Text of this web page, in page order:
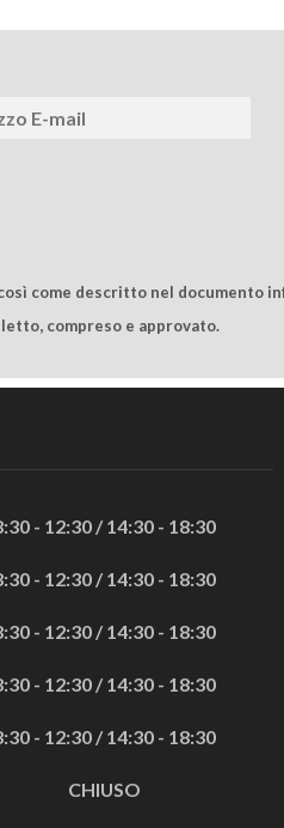
come descritto nel documento
compreso e approvato.
- 12:30 / 14:30 - 18:30
- 12:30 / 14:30 - 18:30
- 12:30 / 14:30 - 18:30
- 12:30 / 14:30 - 18:30
- 12:30 / 14:30 - 18:30
CHIUSO